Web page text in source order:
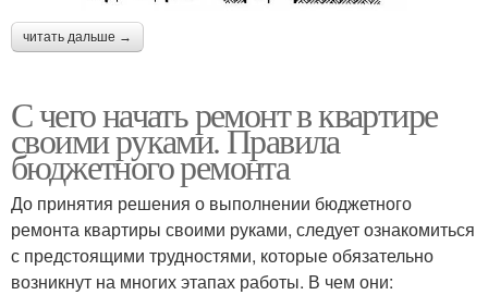
читать дальше →
С чего начать ремонт в квартире
своими руками. Правила
бюджетного ремонта
До принятия решения о выполнении бюджетного
ремонта квартиры своими руками, следует ознакомиться
с предстоящими трудностями, которые обязательно
возникнут на многих этапах работы. В чем они: